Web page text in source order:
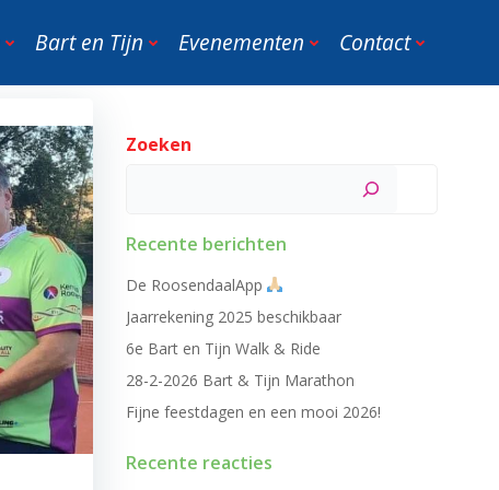
Bart en Tijn Evenementen Contact
Zoeken
Recente berichten
De RoosendaalApp
Jaarrekening 2025 beschikbaar
6e Bart en Tijn Walk & Ride
28-2-2026 Bart & Tijn Marathon
Fijne feestdagen en een mooi 2026!
Recente reacties